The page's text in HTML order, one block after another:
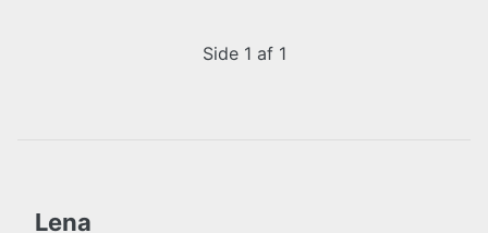
Side 1 af 1
Lena